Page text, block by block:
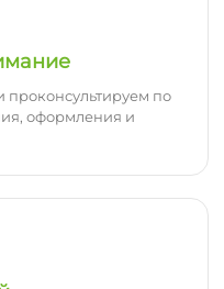
по
оформления и